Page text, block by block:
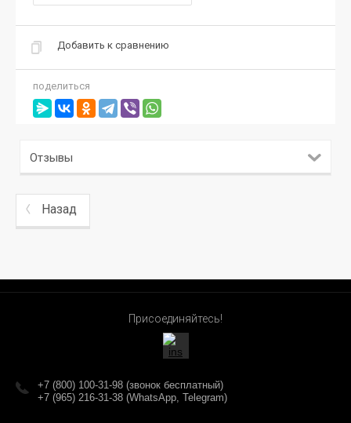
Добавить к сравнению
поделиться
Отзывы
Назад
Присоединяйтесь!
+7 (800) 100-31-98 (звонок бесплатный)
+7 (965) 216-31-38 (WhatsApp, Telegram)